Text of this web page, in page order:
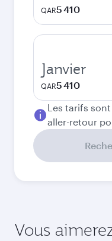
QAR5 410
Janvier
QAR5 410
Les tarifs
aller-retour
Vous